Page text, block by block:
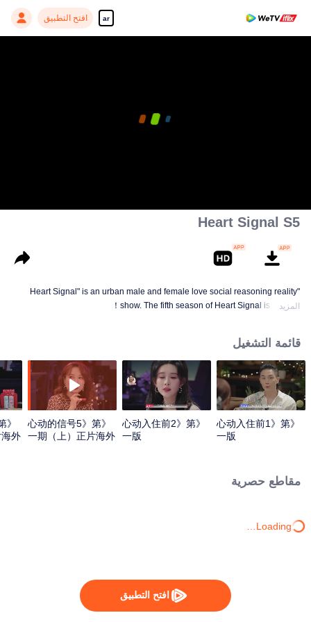
ar افتح التطبيق
افتح التطبيق
Heart Signal S5
"Heart Signal" is an urban male and female love social reasoning reality
show. The fifth season of Heart Signal is coming！
المزيد
قائمة التشغيل
《心动入住前1》第
一版
《心动入住前2》第
一版
《心动的信号5》第
一期（上）正片海外
外
مقاطع حصرية
Loading…